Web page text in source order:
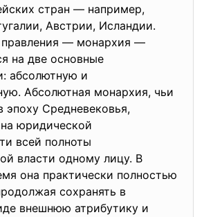
стран — например,
Австрии, Исландии.
— монархия —
на две основные
абсолютную и
Абсолютная монархия, чьи
эпоху Средневековья,
юридической
всей полноты
власти одному лицу. В
она практически полностью
сохранять в
внешнюю атрибутику и